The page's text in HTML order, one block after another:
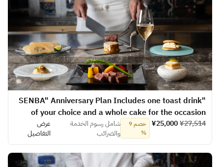
"SENBA" Anniversary Plan Includes one toast drink
of your choice and a whole cake for the occasion
¥27,514
¥25,000
خصم 9
%
شامل رسوم الخدمة
والضرائب
عرض
التفاصيل